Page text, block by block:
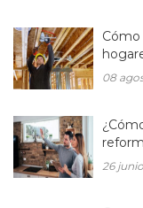
Cómo
08
26